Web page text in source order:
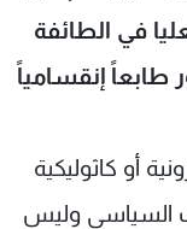
في الطائفة
طابعاً إنقسامياً
أو كاثوليكية
السياسي وليس